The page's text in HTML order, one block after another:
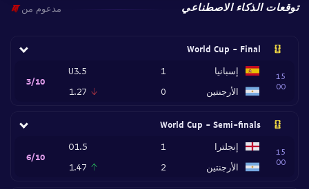
توقعات الذكاء الاصطناعي مدعوم من
World Cup - Final
15
00
إسبانيا
الأرجنتين
1
0
U3.5
1.27
3/10
World Cup - Semi-finals
15
00
إنجلترا
الأرجنتين
1
2
O1.5
1.47
6/10